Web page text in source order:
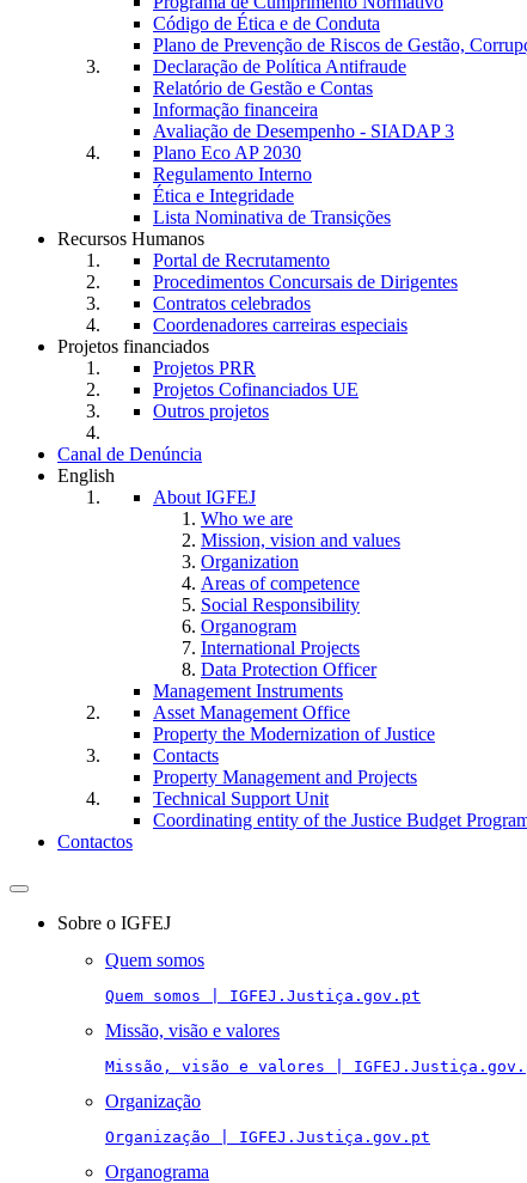
Código de Ética e de Conduta
Plano de Prevenção de Riscos de Gestão,
Declaração de Política Antifraude
Relatório de Gestão e Contas
Informação financeira
Avaliação de Desempenho - SIADAP 3
Plano Eco AP 2030
Regulamento Interno
Ética e Integridade
Lista Nominativa de Transições
Recursos Humanos
Portal de Recrutamento
Procedimentos Concursais de Dirigentes
Contratos celebrados
Coordenadores carreiras especiais
Projetos financiados
Projetos PRR
Projetos Cofinanciados UE
Outros projetos
Canal de Denúncia
English
About IGFEJ
Who we are
Mission, vision and values
Organization
Areas of competence
Social Responsibility
Organogram
International Projects
Data Protection Officer
Management Instruments
Asset Management Office
Property the Modernization of Justice
Contacts
Property Management and Projects
Technical Support Unit
Coordinating entity of the Justice Budget
Contactos
Toggle
navigationSobre o IGFEJ
Quem somos
Quem somos | IGFEJ.Justiça.gov.pt
Missão, visão e valores
Missão, visão e valores |
Organização
Organização | IGFEJ.Justiça.gov.pt
Organograma